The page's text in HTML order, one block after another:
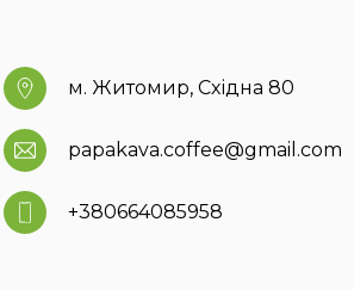
м. Житомир, Східна 80
papakava.coffee@gmail.com
+380664085958